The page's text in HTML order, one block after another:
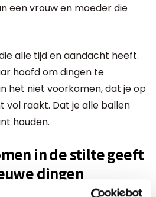
een vrouw en moeder die
alle tijd en aandacht heeft.
hoofd om dingen te
het niet voorkomen, dat je op
vol raakt. Dat je alle ballen
houden.
in de stilte geeft
dingen